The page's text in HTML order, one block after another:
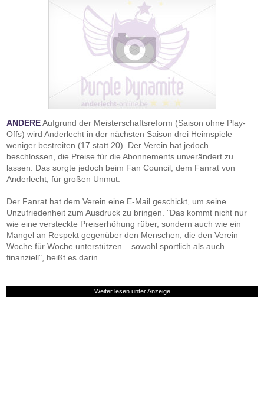
ANDEREAufgrund der Meisterschaftsreform (Saison ohne Play-
Offs) wird Anderlecht in der nächsten Saison drei Heimspiele
weniger bestreiten (17 statt 20). Der Verein hat jedoch
beschlossen, die Preise für die Abonnements unverändert zu
lassen. Das sorgte jedoch beim Fan Council, dem Fanrat von
Anderlecht, für großen Unmut.
Der Fanrat hat dem Verein eine E-Mail geschickt, um seine
Unzufriedenheit zum Ausdruck zu bringen. "Das kommt nicht nur
wie eine versteckte Preiserhöhung rüber, sondern auch wie ein
Mangel an Respekt gegenüber den Menschen, die den Verein
Woche für Woche unterstützen – sowohl sportlich als auch
finanziell", heißt es darin.
Weiter lesen unter Anzeige